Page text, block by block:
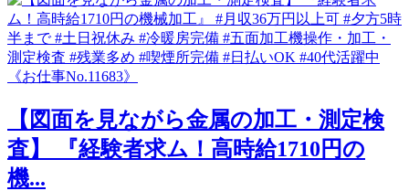
【図面を見ながら金属の加工・測定検
査】 『経験者求ム！高時給1710円の
機...